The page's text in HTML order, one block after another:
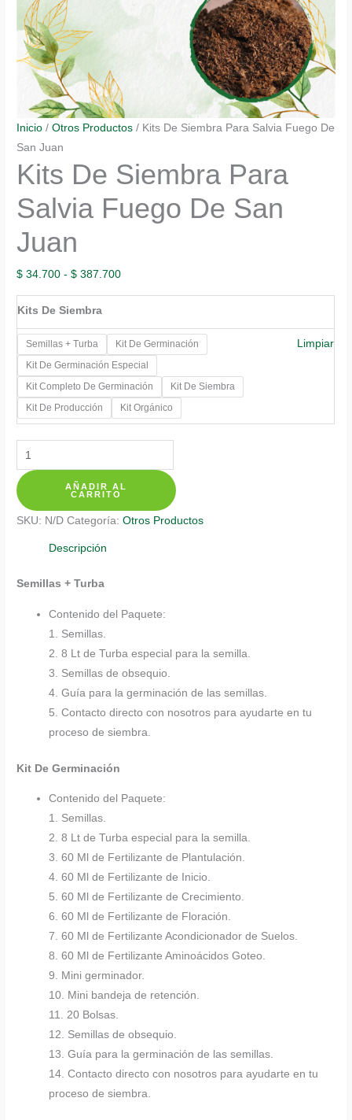
Inicio /Otros Productos / Kits De Siembra Para Salvia Fuego De
San Juan
Kits De Siembra Para
Salvia Fuego De San
Juan
$ 34.700 - $ 387.700Rango
de
desde
$ 34.700
hasta
$ 387.700
Kits De Siembra
Semillas + Turba
Kit De Germinación
Kit De Germinación Especial
Kit Completo De Germinación
Kit De Siembra
Kit De Producción
Kit Orgánico
Limpiar
Kits
De
Siembra
Para
Salvia
San
AÑADIR AL
CARRITO
SKU: N/D Categoría:Otros Productos
Descripción
Semillas + Turba
Contenido del Paquete:
1. Semillas.
2. 8 Lt de Turba especial para la semilla.
3. Semillas de obsequio.
4. Guía para la germinación de las semillas.
5. Contacto directo con nosotros para ayudarte en tu
proceso de siembra.
Kit De Germinación
Contenido del Paquete:
1. Semillas.
2. 8 Lt de Turba especial para la semilla.
3. 60 Ml de Fertilizante de Plantulación.
4. 60 Ml de Fertilizante de Inicio.
5. 60 Ml de Fertilizante de Crecimiento.
6. 60 Ml de Fertilizante de Floración.
7. 60 Ml de Fertilizante Acondicionador de Suelos.
8. 60 Ml de Fertilizante Aminoácidos Goteo.
9. Mini germinador.
10. Mini bandeja de retención.
11. 20 Bolsas.
12. Semillas de obsequio.
13. Guía para la germinación de las semillas.
14. Contacto directo con nosotros para ayudarte en tu
proceso de siembra.